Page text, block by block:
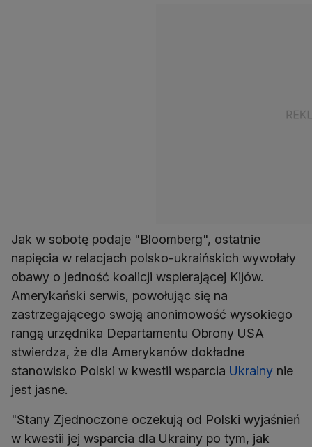
Jak w sobotę podaje "Bloomberg", ostatnie
napięcia w relacjach polsko-ukraińskich wywołały
obawy o jedność koalicji wspierającej Kijów.
Amerykański serwis, powołując się na
zastrzegającego swoją anonimowość wysokiego
rangą urzędnika Departamentu Obrony USA
stwierdza, że dla Amerykanów dokładne
stanowisko Polski w kwestii wsparcia Ukrainy nie
jest jasne.
"Stany Zjednoczone oczekują od Polski wyjaśnień
w kwestii jej wsparcia dla Ukrainy po tym, jak